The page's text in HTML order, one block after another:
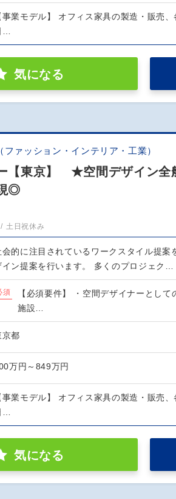
事業モデル】 オフィス家具の製造・販売
…
気になる
ファッション・インテリア・工業）
【東京】 ★空間デザイン
◎
土日祝休み
会的に注目されているワークスタイル提
イン提案を行います。 多くのプロジェク…
須
【必須要件】 ・空間デザイナーとし
施設…
京都
万円～849万円
事業モデル】 オフィス家具の製造・販売
…
気になる